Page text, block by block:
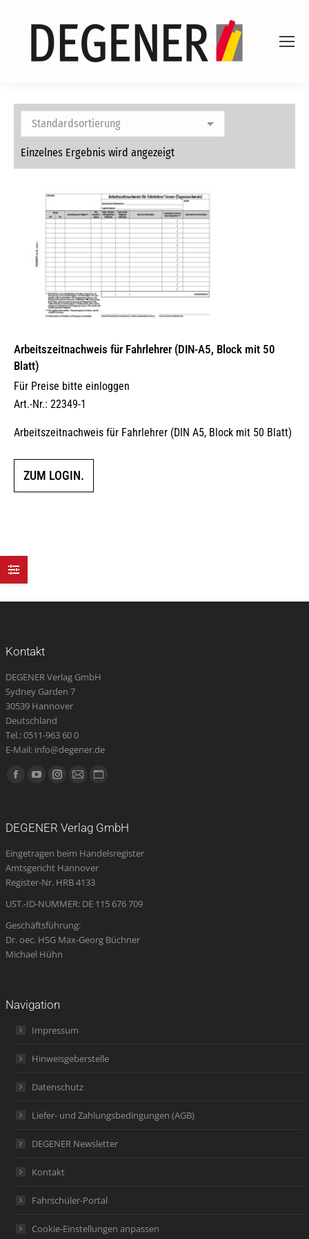
Einzelnes Ergebnis wird angezeigt
Arbeitszeitnachweis für Fahrlehrer (DIN-A5, Block mit 50
Blatt)
Für Preise bitte einloggen
Art.-Nr.: 22349-1
Arbeitszeitnachweis für Fahrlehrer (DIN A5, Block mit 50 Blatt)
ZUM LOGIN.
Kontakt
DEGENER Verlag GmbH
Sydney Garden 7
30539 Hannover
Deutschland
Tel.: 0511-963 60 0
E-Mail: info@degener.de
Finden Sie uns auf:
Facebook
in
new
window
YouTube
in
new
window
Instagram
in
new
window
E-
opens
in
new
window
Website
in
new
DEGENER Verlag GmbH
Eingetragen beim Handelsregister
Amtsgericht Hannover
Register-Nr. HRB 4133
UST.-ID-NUMMER: DE 115 676 709
Geschäftsführung:
Dr. oec. HSG Max-Georg Büchner
Michael Hühn
Navigation
Impressum
Hinweisgeberstelle
Datenschutz
Liefer- und Zahlungsbedingungen (AGB)
DEGENER Newsletter
Kontakt
Fahrschüler-Portal
Cookie-Einstellungen anpassen